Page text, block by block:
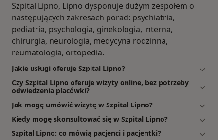
Szpital Lipno, Lipno dysponuje dużym zespołem o
następujących zakresach porad: psychiatria,
pediatria, psychologia, ginekologia, interna,
chirurgia, neurologia, medycyna rodzinna,
reumatologia, ortopedia.
Jakie usługi oferuje Szpital Lipno?
Czy Szpital Lipno oferuje wizyty online, bez potrzeby
odwiedzenia placówki?
Jak mogę umówić wizytę w Szpital Lipno?
Kiedy mogę skonsultować się w Szpital Lipno?
Szpital Lipno: co mówią pacjenci i pacjentki?